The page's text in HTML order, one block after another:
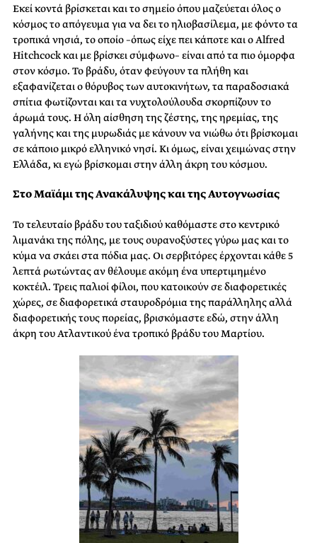
Εκεί κοντά βρίσκεται και το σημείο όπου μαζεύεται όλος ο
κόσμος το απόγευμα για να δει το ηλιοβασίλεμα, με φόντο τα
τροπικά νησιά, το οποίο –όπως είχε πει κάποτε και ο Alfred
Hitchcock και με βρίσκει σύμφωνο– είναι από τα πιο όμορφα
στον κόσμο. Το βράδυ, όταν φεύγουν τα πλήθη και
εξαφανίζεται ο θόρυβος των αυτοκινήτων, τα παραδοσιακά
σπίτια φωτίζονται και τα νυχτολούλουδα σκορπίζουν το
άρωμά τους. Η όλη αίσθηση της ζέστης, της ηρεμίας, της
γαλήνης και της μυρωδιάς με κάνουν να νιώθω ότι βρίσκομαι
σε κάποιο μικρό ελληνικό νησί. Κι όμως, είναι χειμώνας στην
Ελλάδα, κι εγώ βρίσκομαι στην άλλη άκρη του κόσμου.
Στο Μαϊάμι της Ανακάλυψης και της Αυτογνωσίας
Το τελευταίο βράδυ του ταξιδιού καθόμαστε στο κεντρικό
λιμανάκι της πόλης, με τους ουρανοξύστες γύρω μας και το
κύμα να σκάει στα πόδια μας. Οι σερβιτόρες έρχονται κάθε 5
λεπτά ρωτώντας αν θέλουμε ακόμη ένα υπερτιμημένο
κοκτέιλ. Τρεις παλιοί φίλοι, που κατοικούν σε διαφορετικές
χώρες, σε διαφορετικά σταυροδρόμια της παράλληλης αλλά
διαφορετικής τους πορείας, βρισκόμαστε εδώ, στην άλλη
άκρη του Ατλαντικού ένα τροπικό βράδυ του Μαρτίου.